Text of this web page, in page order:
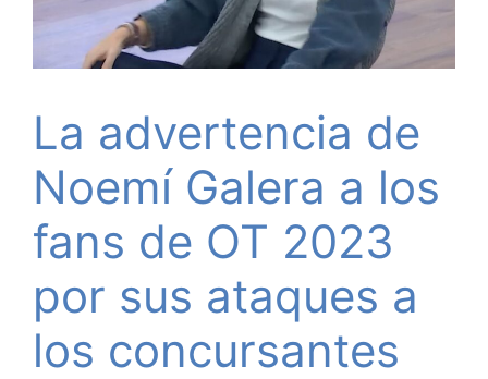
La advertencia de
Noemí Galera a los
fans de OT 2023
por sus ataques a
los concursantes